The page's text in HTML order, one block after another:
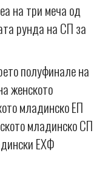
на три меча од
рунда на СП за
полуфинале на
женското
младинско ЕП
младинско СП
ЕХФ